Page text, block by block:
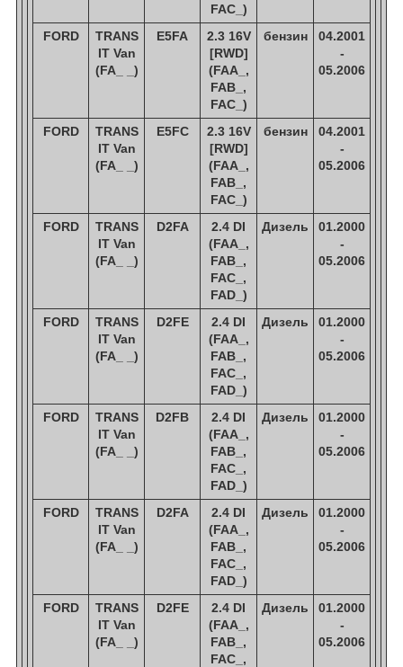
FAC_)
FORD
TRANS
IT Van
(FA_ _)
E5FA
2.3 16V
[RWD]
(FAA_,
FAB_,
FAC_)
бензин
04.2001
-
05.2006
FORD
TRANS
IT Van
(FA_ _)
E5FC
2.3 16V
[RWD]
(FAA_,
FAB_,
FAC_)
бензин
04.2001
-
05.2006
FORD
TRANS
IT Van
(FA_ _)
D2FA
2.4 DI
(FAA_,
FAB_,
FAC_,
FAD_)
Дизель
01.2000
-
05.2006
FORD
TRANS
IT Van
(FA_ _)
D2FE
2.4 DI
(FAA_,
FAB_,
FAC_,
FAD_)
Дизель
01.2000
-
05.2006
FORD
TRANS
IT Van
(FA_ _)
D2FB
2.4 DI
(FAA_,
FAB_,
FAC_,
FAD_)
Дизель
01.2000
-
05.2006
FORD
TRANS
IT Van
(FA_ _)
D2FA
2.4 DI
(FAA_,
FAB_,
FAC_,
FAD_)
Дизель
01.2000
-
05.2006
FORD
TRANS
IT Van
(FA_ _)
D2FE
2.4 DI
(FAA_,
FAB_,
FAC_,
Дизель
01.2000
-
05.2006